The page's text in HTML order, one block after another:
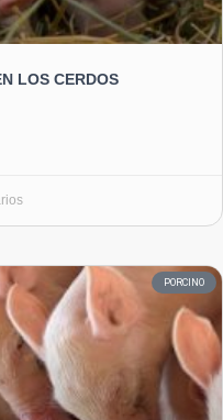
LOS CERDOS
PORCINO